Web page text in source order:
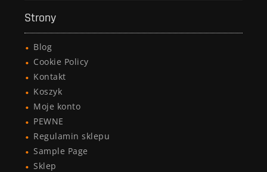
Strony
Blog
Cookie Policy
Kontakt
Koszyk
Moje konto
PEWNE
Regulamin sklepu
Sample Page
Sklep